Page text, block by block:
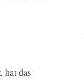
hat das